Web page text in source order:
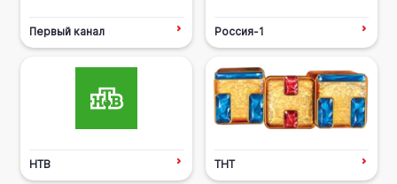
Первый канал Россия-1
НТВ ТНТ